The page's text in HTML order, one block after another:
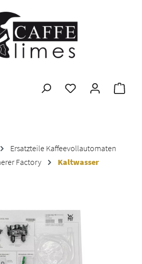
Ersatzteile Kaffeevollautomaten
Factory Kaltwasser